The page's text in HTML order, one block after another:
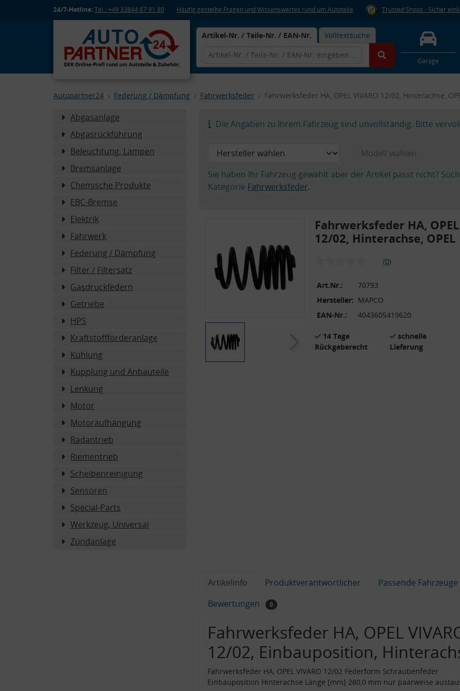
24/7-Hotline:Tel.: +49 33844 67 91 80 Häufig gestellte Fragen und Wissenswertes rund um Autoteile Trusted Shops - Sicher
Artikel-Nr. / Teile-Nr. / EAN-Nr. Volltextsuche
Garage
Autopartner24 Federung / Dämpfung Fahrwerksfeder Fahrwerksfeder HA, OPEL VIVARO 12/02, Hinterachse,
Abgasanlage
Abgasrückführung
Beleuchtung, Lampen
Bremsanlage
Chemische Produkte
EBC-Bremse
Elektrik
Fahrwerk
Federung / Dämpfung
Filter / Filtersatz
Gasdruckfedern
Getriebe
HPS
Kraftstoffförderanlage
Kühlung
Kupplung und Anbauteile
Lenkung
Motor
Motoraufhängung
Radantrieb
Riementrieb
Scheibenreinigung
Sensoren
Special-Parts
Werkzeug, Universal
Zündanlage
Die Angaben zu Ihrem Fahrzeug sind unvollständig. Bitte
Sie haben Ihr Fahrzeug gewählt aber der Artikel passt nicht?
Kategorie Fahrwerksfeder.
Fahrwerksfeder HA,
12/02, Hinterachse, OPEL
(0)
Art.Nr.:
70793
Hersteller: MAPCO
EAN-Nr.:
4043605419620
14 Tage
Rückgaberecht
schnelle
Lieferung
Artikelinfo Produktverantwortlicher
Passende Fahrzeuge
Bewertungen
0
Fahrwerksfeder HA, OPEL
12/02, Einbauposition,
Fahrwerksfeder HA, OPEL VIVARO 12/02 Federform Schraubenfeder
Einbauposition Hinterachse Länge [mm] 280,0 mm nur paarweise